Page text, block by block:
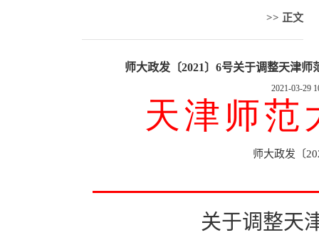
>> 正文
师大政发〔2021〕6号关于调整天津
2021-03-29
天津师范
师大政发〔
关于调整天